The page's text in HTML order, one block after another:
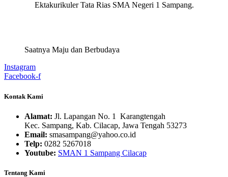
Ektakurikuler Tata Rias SMA Negeri 1 Sampang.
Saatnya Maju dan Berbudaya
Instagram
Facebook-f
Kontak Kami
Alamat: Jl. Lapangan No. 1 Karangtengah
Kec. Sampang, Kab. Cilacap, Jawa Tengah 53273
Email: smasampang@yahoo.co.id
Telp: 0282 5267018
Youtube: SMAN 1 Sampang Cilacap
Tentang Kami